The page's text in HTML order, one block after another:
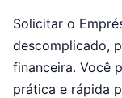
Solicitar o
descomplicado,
financeira. Você
prática e rápida